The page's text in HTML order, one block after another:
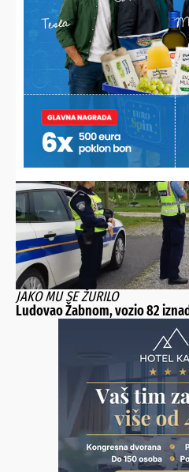
HDZ SVETI IVAN ŽABNO
Traže ostavku načelnika
politički autoritet”
JAKO MU SE ŽURILO
Ludovao Žabnom, vozio 82